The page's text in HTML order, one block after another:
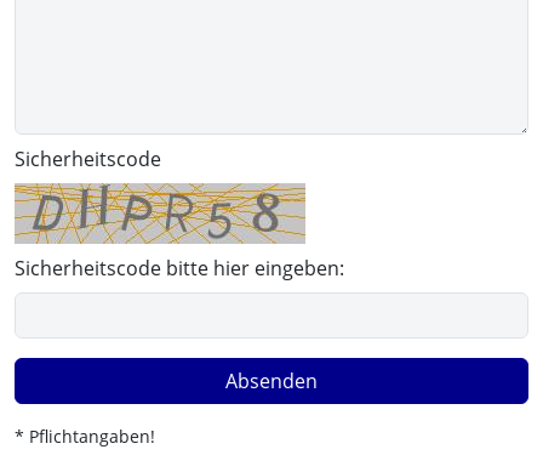
Sicherheitscode
Sicherheitscode bitte hier eingeben:
Absenden
* Pflichtangaben!